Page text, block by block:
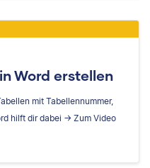
Word erstellen
mit Tabellennummer,
hilft dir dabei -> Zum Video